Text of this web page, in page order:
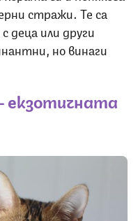
стражи. Те са
деца или други
но винаги
екзотичната